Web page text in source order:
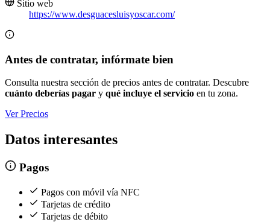
Sitio web
https://www.desguacesluisyoscar.com/
Antes de contratar, infórmate bien
Consulta nuestra sección de precios antes de contratar. Descubre
cuánto deberías pagar y qué incluye el servicio en tu zona.
Ver Precios
Datos interesantes
Pagos
Pagos con móvil vía NFC
Tarjetas de crédito
Tarjetas de débito